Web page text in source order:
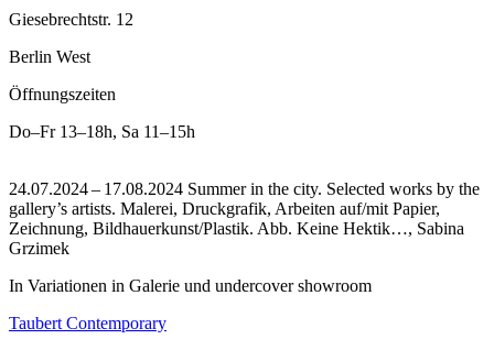
Giesebrechtstr. 12
Berlin West
Öffnungszeiten
Do–Fr 13–18h, Sa 11–15h
24.07.2024 – 17.08.2024 Summer in the city. Selected works by the
gallery’s artists. Malerei, Druckgrafik, Arbeiten auf/mit Papier,
Zeichnung, Bildhauerkunst/Plastik. Abb. Keine Hektik…, Sabina
Grzimek
In Variationen in Galerie und undercover showroom
Taubert Contemporary